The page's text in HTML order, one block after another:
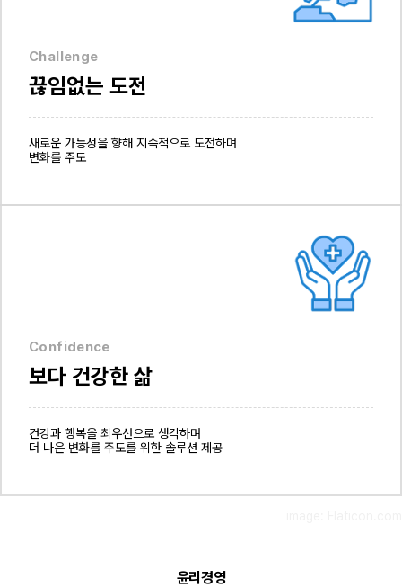
Challenge
끊임없는 도전
새로운 가능성을 향해 지속적으로 도전하며
변화를 주도
Confidence
보다 건강한 삶
건강과 행복을 최우선으로 생각하며
더 나은 변화를 주도를 위한 솔루션 제공
윤리경영